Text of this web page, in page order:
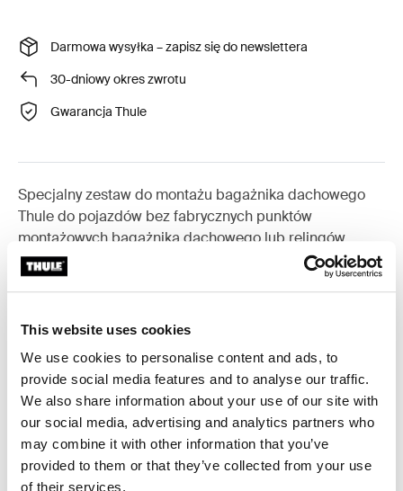
This website uses cookies
We use cookies to personalise content and ads, to
provide social media features and to analyse our traffic.
We also share information about your use of our site with
our social media, advertising and analytics partners who
may combine it with other information that you’ve
provided to them or that they’ve collected from your use
of their services.
Darmowa wysyłka – zapisz się do newslettera
30-dniowy okres zwrotu
Gwarancja Thule
Specjalny zestaw do montażu bagażnika dachowego
Thule do pojazdów bez fabrycznych punktów
montażowych bagażnika dachowego lub relingów
fabrycznych.
Toggle features
Wszystkie cechy
Toggle techspec
Dane techniczne
Toggle guides and instructions
Instrukcje